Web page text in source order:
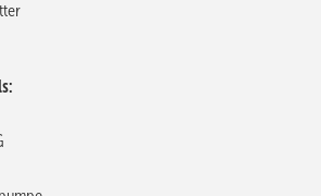
Plattform Save PRO.